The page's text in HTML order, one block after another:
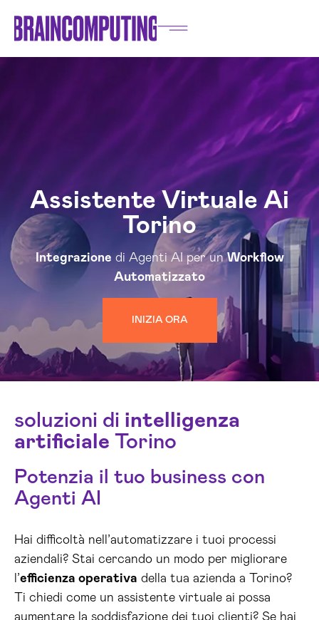
Assistente Virtuale Ai
Torino
Integrazione di Agenti AI per unWorkflow
Automatizzato
INIZIA ORA
soluzioni di intelligenza
artificiale Torino
Potenzia il tuo business con
Agenti AI
Hai difficoltà nell’automatizzare i tuoi processi
aziendali? Stai cercando un modo per migliorare
l’efficienza operativa della tua azienda a Torino?
Ti chiedi come un assistente virtuale ai possa
aumentare la soddisfazione dei tuoi clienti? Se hai